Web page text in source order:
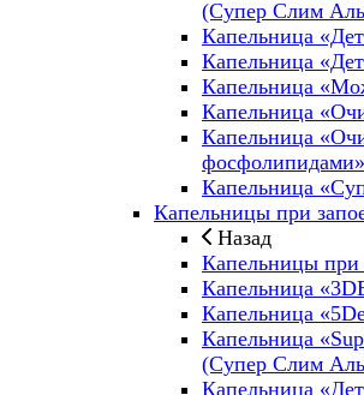
(Cупер Слим
Капельница
Капельница
Капельница
Капельница
Капельница
фосфолипидами»
Капельница
Капельницы при
Назад
Капельницы при
Капельница
Капельница
Капельница
(Cупер Слим
Капельница